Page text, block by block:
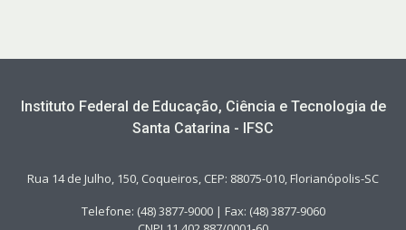
Instituto Federal de Educação, Ciência e Tecnologia de
Santa Catarina - IFSC
Rua 14 de Julho, 150, Coqueiros, CEP: 88075-010, Florianópolis-SC
Telefone: (48) 3877-9000 | Fax: (48) 3877-9060